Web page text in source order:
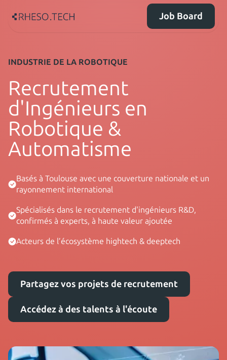
Job Board
INDUSTRIE DE LA ROBOTIQUE
Recrutement
d'Ingénieurs en
Robotique &
Automatisme
Basés à Toulouse avec une couverture nationale et un
rayonnement international
Spécialisés dans le recrutement d'ingénieurs R&D,
confirmés à experts, à haute valeur ajoutée
Acteurs de l’écosystème hightech & deeptech
Partagez vos projets de recrutement
Accédez à des talents à l'écoute